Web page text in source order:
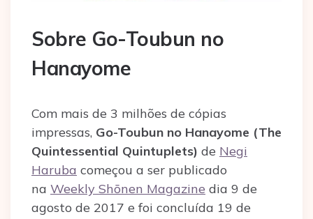
Sobre Go-Toubun no
Hanayome
Com mais de 3 milhões de cópias
impressas, Go-Toubun no Hanayome (The
Quintessential Quintuplets) de Negi
Haruba começou a ser publicado
na Weekly Shōnen Magazine dia 9 de
agosto de 2017 e foi concluída 19 de